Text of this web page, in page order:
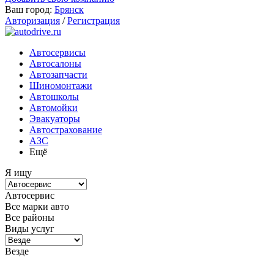
Ваш город: Брянск
Авторизация / Регистрация
Автосервисы
Автосалоны
Автозапчасти
Шиномонтажи
Автошколы
Автомойки
Эвакуаторы
Автострахование
АЗС
Ещё
Я ищу
Автосервис
Все марки авто
Все районы
Виды услуг
Везде